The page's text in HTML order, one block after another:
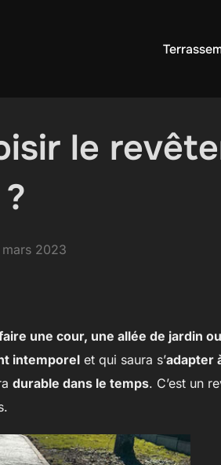
le
2023
une cour, une allée de jardin
intemporel et qui saura s’adapter
durable dans le temps. C’est un